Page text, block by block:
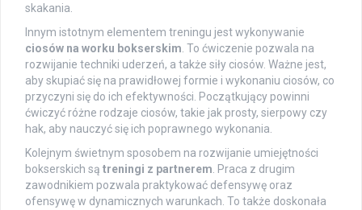
skakania.
Innym istotnym elementem treningu jest wykonywanie
ciosów na worku bokserskim. To ćwiczenie pozwala na
rozwijanie techniki uderzeń, a także siły ciosów. Ważne jest,
aby skupiać się na prawidłowej formie i wykonaniu ciosów, co
przyczyni się do ich efektywności. Początkujący powinni
ćwiczyć różne rodzaje ciosów, takie jak prosty, sierpowy czy
hak, aby nauczyć się ich poprawnego wykonania.
Kolejnym świetnym sposobem na rozwijanie umiejętności
bokserskich są treningi z partnerem. Praca z drugim
zawodnikiem pozwala praktykować defensywę oraz
ofensywę w dynamicznych warunkach. To także doskonała